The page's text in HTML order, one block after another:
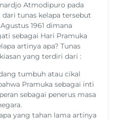
Atmodipuro pada
dari tunas kelapa tersebut
1961 dimana
sebagai Hari Pramuka
artinya apa? Tunas
yang terdiri dari :
tumbuh atau cikal
Pramuka sebagai inti
sebagai penerus masa
yang tahan lama artinya